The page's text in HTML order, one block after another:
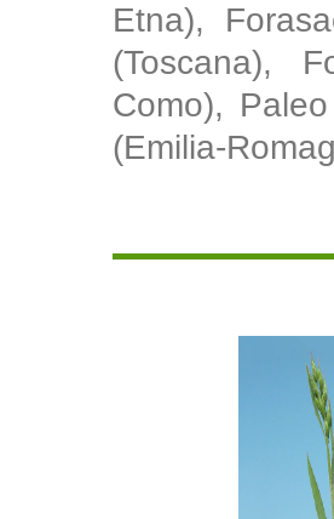
Etna),
(Toscana),
Como),
(Emilia-